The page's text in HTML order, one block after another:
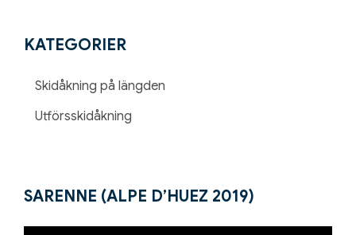
KATEGORIER
Skidåkning på längden
Utförsskidåkning
SARENNE (ALPE D’HUEZ 2019)